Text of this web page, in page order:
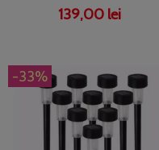
139,00 lei
-33%